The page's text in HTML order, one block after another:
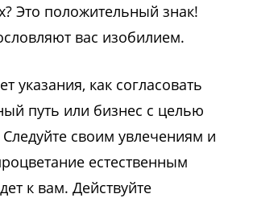
Это положительный знак!
вас изобилием.
указания, как согласовать
путь или бизнес с целью
своим увлечениям и
естественным
к вам. Действуйте